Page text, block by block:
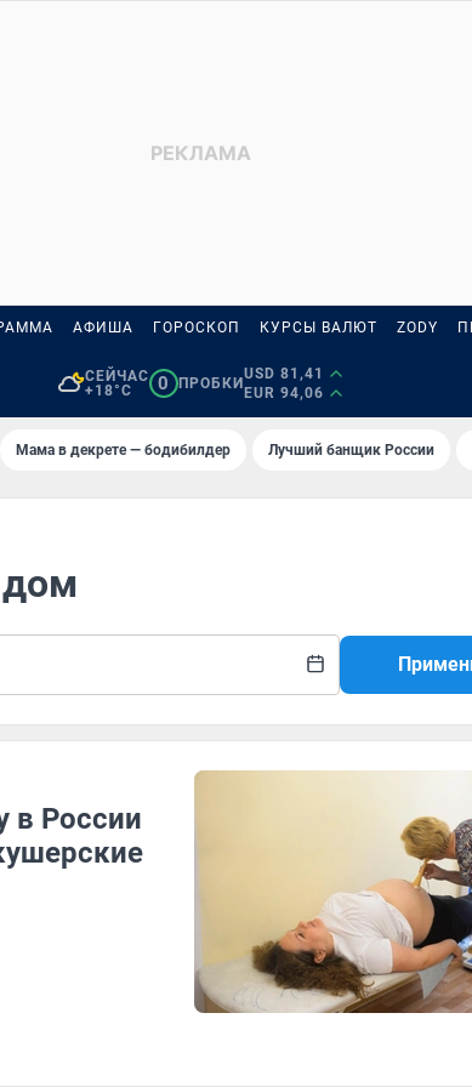
АФИША ГОРОСКОП КУРСЫ ВАЛЮТ ZODY
СЕЙЧАС
+18°C
0 ПРОБКИ
USD 81,41
EUR 94,06
Мама в декрете — бодибилдер Лучший банщик России
в России